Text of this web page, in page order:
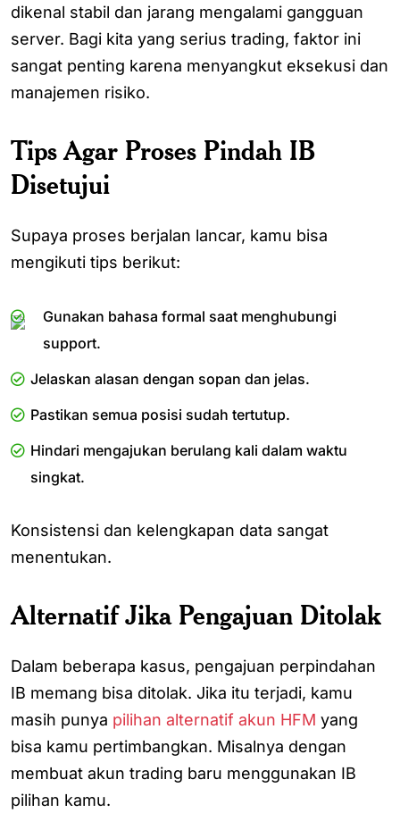
dikenal stabil dan jarang mengalami gangguan
server. Bagi kita yang serius trading, faktor ini
sangat penting karena menyangkut eksekusi dan
manajemen risiko.
Tips Agar Proses Pindah IB
Disetujui
Supaya proses berjalan lancar, kamu bisa
mengikuti tips berikut:
Gunakan bahasa formal saat menghubungi
support.
Jelaskan alasan dengan sopan dan jelas.
Pastikan semua posisi sudah tertutup.
Hindari mengajukan berulang kali dalam waktu
singkat.
Konsistensi dan kelengkapan data sangat
menentukan.
Alternatif Jika Pengajuan Ditolak
Dalam beberapa kasus, pengajuan perpindahan
IB memang bisa ditolak. Jika itu terjadi, kamu
masih punya pilihan alternatif akun HFM yang
bisa kamu pertimbangkan. Misalnya dengan
membuat akun trading baru menggunakan IB
pilihan kamu.